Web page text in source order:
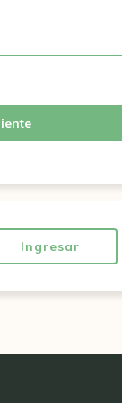
Ingresar